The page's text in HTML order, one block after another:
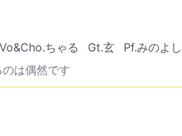
Vo&Cho.ちゃる Gt.玄 Pf.みのよし
は偶然です